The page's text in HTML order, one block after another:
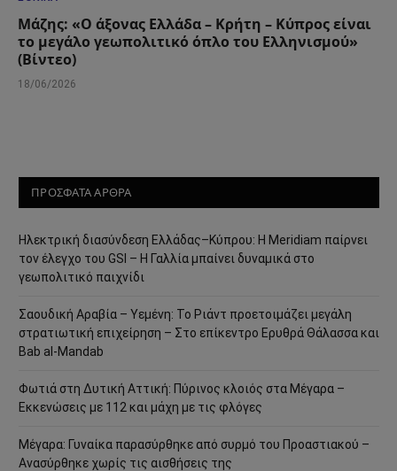
Μάζης: «Ο άξονας Ελλάδα – Κρήτη – Κύπρος είναι
το μεγάλο γεωπολιτικό όπλο του Ελληνισμού»
(Βίντεο)
18/06/2026
ΠΡΟΣΦΑΤΑ ΑΡΘΡΑ
Ηλεκτρική διασύνδεση Ελλάδας–Κύπρου: Η Meridiam παίρνει
τον έλεγχο του GSI – Η Γαλλία μπαίνει δυναμικά στο
γεωπολιτικό παιχνίδι
Σαουδική Αραβία – Υεμένη: Το Ριάντ προετοιμάζει μεγάλη
στρατιωτική επιχείρηση – Στο επίκεντρο Ερυθρά Θάλασσα και
Bab al-Mandab
Φωτιά στη Δυτική Αττική: Πύρινος κλοιός στα Μέγαρα –
Εκκενώσεις με 112 και μάχη με τις φλόγες
Μέγαρα: Γυναίκα παρασύρθηκε από συρμό του Προαστιακού –
Ανασύρθηκε χωρίς τις αισθήσεις της